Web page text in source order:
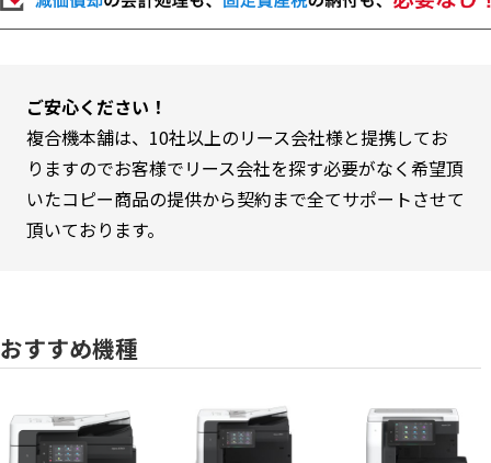
ご安心ください！
複合機本舗は、10社以上のリース会社様と提携してお
りますのでお客様でリース会社を探す必要がなく希望頂
いたコピー商品の提供から契約まで全てサポートさせて
頂いております。
おすすめ機種